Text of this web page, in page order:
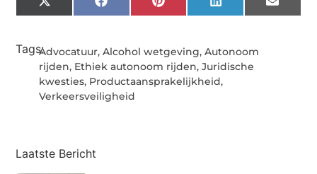
X
(Twitter)
FacebookPinterestLinkedInEmail
Tags:Advocatuur,Alcohol wetgeving,Autonoom
rijden, Ethiek autonoom rijden,Juridische
kwesties, Productaansprakelijkheid,
Verkeersveiligheid
Laatste Bericht